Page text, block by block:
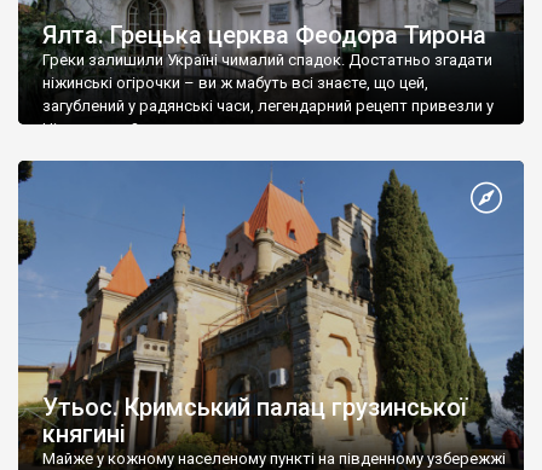
Ялта. Грецька церква Феодора Тирона
Греки залишили Україні чималий спадок. Достатньо згадати
ніжинські огірочки – ви ж мабуть всі знаєте, що цей,
загублений у радянські часи, легендарний рецепт привезли у
Ніжин греки?
Утьос. Кримський палац грузинської
княгині
Майже у кожному населеному пункті на південному узбережжі